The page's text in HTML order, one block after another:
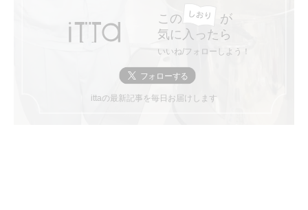
この
が
気に入ったら
いいね/フォローしよう！
ittaの最新記事を毎日お届けします